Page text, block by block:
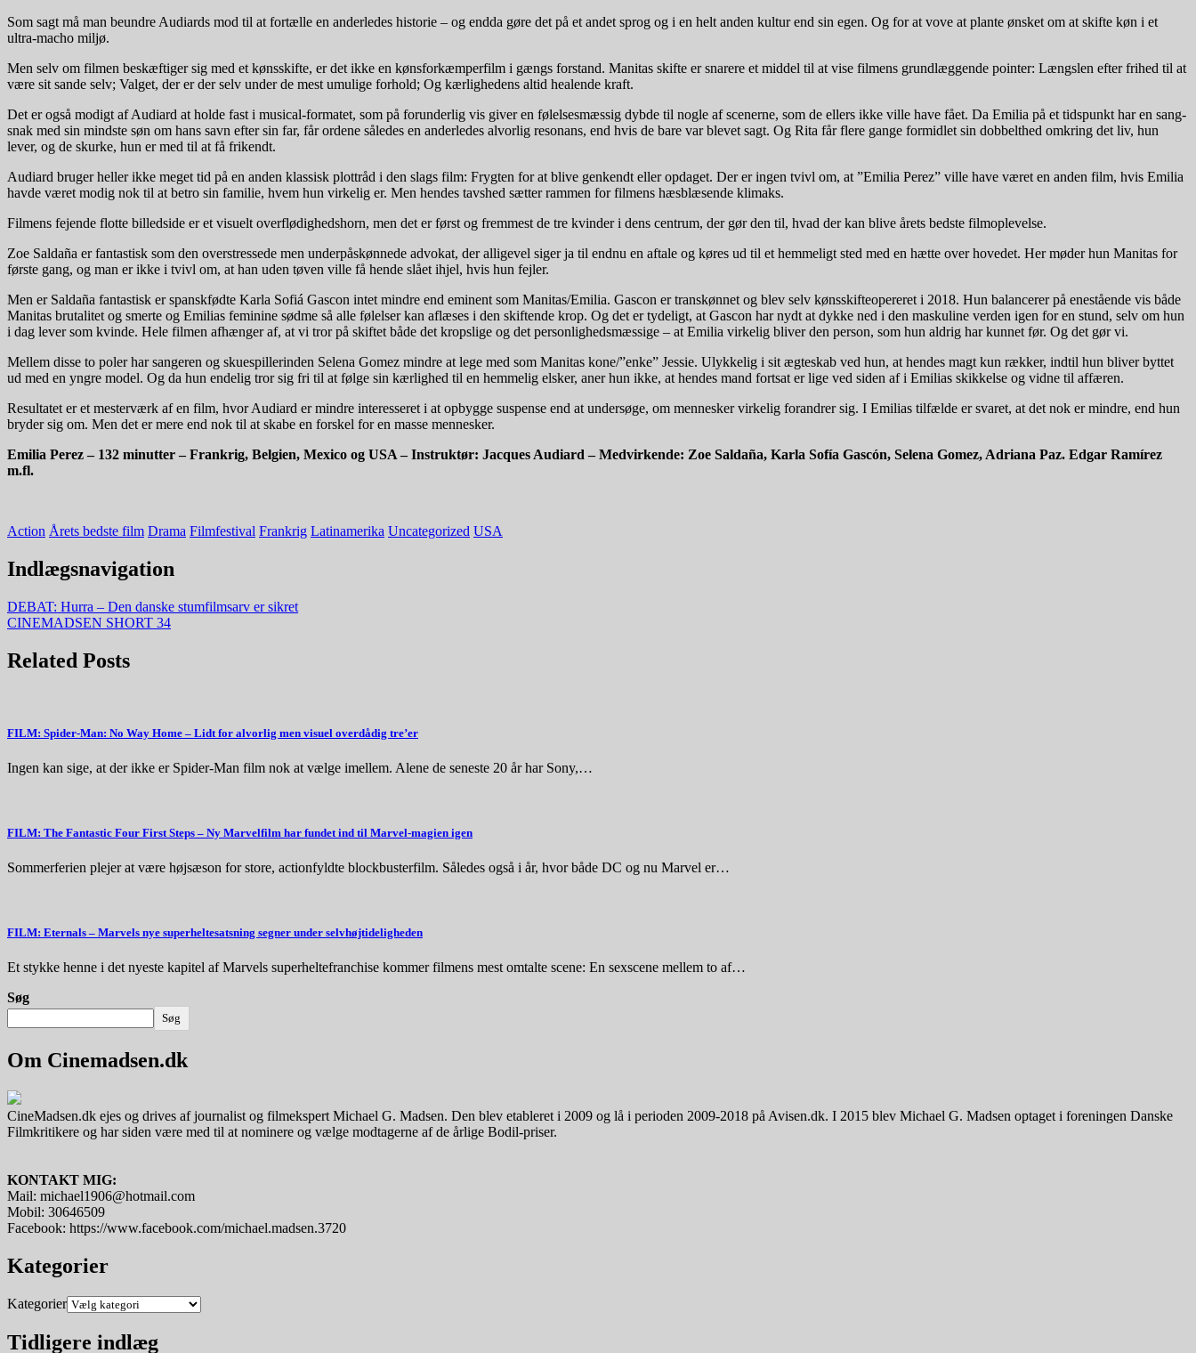
Som sagt må man beundre Audiards mod til at fortælle en anderledes historie – og endda gøre det på et andet sprog og i en helt anden kultur end sin egen. Og for at vove at plante ønsket om at skifte køn i et
ultra-macho miljø.
Men selv om filmen beskæftiger sig med et kønsskifte, er det ikke en kønsforkæmperfilm i gængs forstand. Manitas skifte er snarere et middel til at vise filmens grundlæggende pointer: Længslen efter frihed til at
være sit sande selv; Valget, der er der selv under de mest umulige forhold; Og kærlighedens altid healende kraft.
Det er også modigt af Audiard at holde fast i musical-formatet, som på forunderlig vis giver en følelsesmæssig dybde til nogle af scenerne, som de ellers ikke ville have fået. Da Emilia på et tidspunkt har en sang-
snak med sin mindste søn om hans savn efter sin far, får ordene således en anderledes alvorlig resonans, end hvis de bare var blevet sagt. Og Rita får flere gange formidlet sin dobbelthed omkring det liv, hun
lever, og de skurke, hun er med til at få frikendt.
Audiard bruger heller ikke meget tid på en anden klassisk plottråd i den slags film: Frygten for at blive genkendt eller opdaget. Der er ingen tvivl om, at ”Emilia Perez” ville have været en anden film, hvis Emilia
havde været modig nok til at betro sin familie, hvem hun virkelig er. Men hendes tavshed sætter rammen for filmens hæsblæsende klimaks.
Filmens fejende flotte billedside er et visuelt overflødighedshorn, men det er først og fremmest de tre kvinder i dens centrum, der gør den til, hvad der kan blive årets bedste filmoplevelse.
Zoe Saldaña er fantastisk som den overstressede men underpåskønnede advokat, der alligevel siger ja til endnu en aftale og køres ud til et hemmeligt sted med en hætte over hovedet. Her møder hun Manitas for
første gang, og man er ikke i tvivl om, at han uden tøven ville få hende slået ihjel, hvis hun fejler.
Men er Saldaña fantastisk er spanskfødte Karla Sofiá Gascon intet mindre end eminent som Manitas/Emilia. Gascon er transkønnet og blev selv kønsskifteopereret i 2018. Hun balancerer på enestående vis både
Manitas brutalitet og smerte og Emilias feminine sødme så alle følelser kan aflæses i den skiftende krop. Og det er tydeligt, at Gascon har nydt at dykke ned i den maskuline verden igen for en stund, selv om hun
i dag lever som kvinde. Hele filmen afhænger af, at vi tror på skiftet både det kropslige og det personlighedsmæssige – at Emilia virkelig bliver den person, som hun aldrig har kunnet før. Og det gør vi.
Mellem disse to poler har sangeren og skuespillerinden Selena Gomez mindre at lege med som Manitas kone/”enke” Jessie. Ulykkelig i sit ægteskab ved hun, at hendes magt kun rækker, indtil hun bliver byttet
ud med en yngre model. Og da hun endelig tror sig fri til at følge sin kærlighed til en hemmelig elsker, aner hun ikke, at hendes mand fortsat er lige ved siden af i Emilias skikkelse og vidne til affæren.
Resultatet er et mesterværk af en film, hvor Audiard er mindre interesseret i at opbygge suspense end at undersøge, om mennesker virkelig forandrer sig. I Emilias tilfælde er svaret, at det nok er mindre, end hun
bryder sig om. Men det er mere end nok til at skabe en forskel for en masse mennesker.
Emilia Perez – 132 minutter – Frankrig, Belgien, Mexico og USA – Instruktør: Jacques Audiard – Medvirkende: Zoe Saldaña, Karla Sofía Gascón, Selena Gomez, Adriana Paz. Edgar Ramírez
m.fl.
Action Årets bedste film Drama Filmfestival Frankrig Latinamerika Uncategorized USA
Indlægsnavigation
DEBAT: Hurra – Den danske stumfilmsarv er sikret
CINEMADSEN SHORT 34
Related Posts
FILM: Spider-Man: No Way Home – Lidt for alvorlig men visuel overdådig tre’er
Ingen kan sige, at der ikke er Spider-Man film nok at vælge imellem. Alene de seneste 20 år har Sony,…
FILM: The Fantastic Four First Steps – Ny Marvelfilm har fundet ind til Marvel-magien igen
Sommerferien plejer at være højsæson for store, actionfyldte blockbusterfilm. Således også i år, hvor både DC og nu Marvel er…
FILM: Eternals – Marvels nye superheltesatsning segner under selvhøjtideligheden
Et stykke henne i det nyeste kapitel af Marvels superheltefranchise kommer filmens mest omtalte scene: En sexscene mellem to af…
Søg
Søg
Om Cinemadsen.dk
CineMadsen.dk ejes og drives af journalist og filmekspert Michael G. Madsen. Den blev etableret i 2009 og lå i perioden 2009-2018 på Avisen.dk. I 2015 blev Michael G. Madsen optaget i foreningen Danske
Filmkritikere og har siden være med til at nominere og vælge modtagerne af de årlige Bodil-priser.
KONTAKT MIG:
Mail: michael1906@hotmail.com
Mobil: 30646509
Facebook: https://www.facebook.com/michael.madsen.3720
Kategorier
Kategorier
Tidligere indlæg